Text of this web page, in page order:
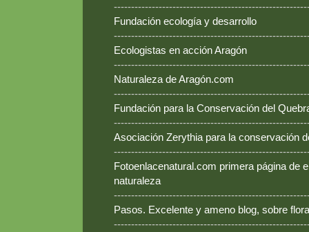
Fundación ecología y desarrollo
Ecologistas en acción Aragón
Naturaleza de Aragón.com
Fundación para la Conservación del
Asociación Zerythia para la conservación
Fotoenlacenatural.com primera página de
naturaleza
Pasos. Excelente y ameno blog, sobre